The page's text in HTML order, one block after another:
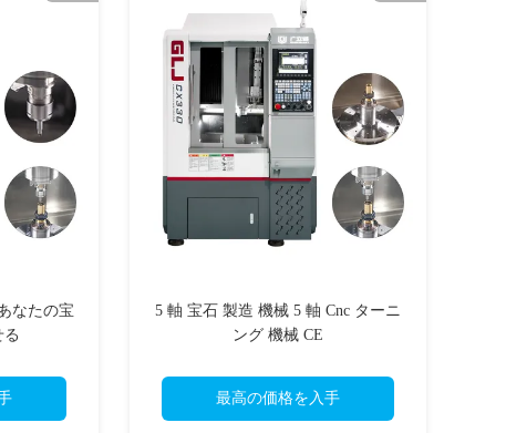
なたの宝
5 軸 宝石 製造 機械 5 軸 Cnc ターニ
ング 機械 CE
最高の価格を入手